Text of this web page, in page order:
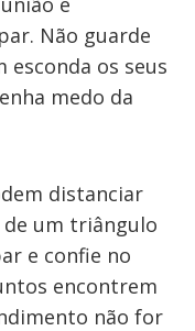
Não guarde
esconda os seus
medo da
distanciar
um triângulo
e confie no
encontrem
não for